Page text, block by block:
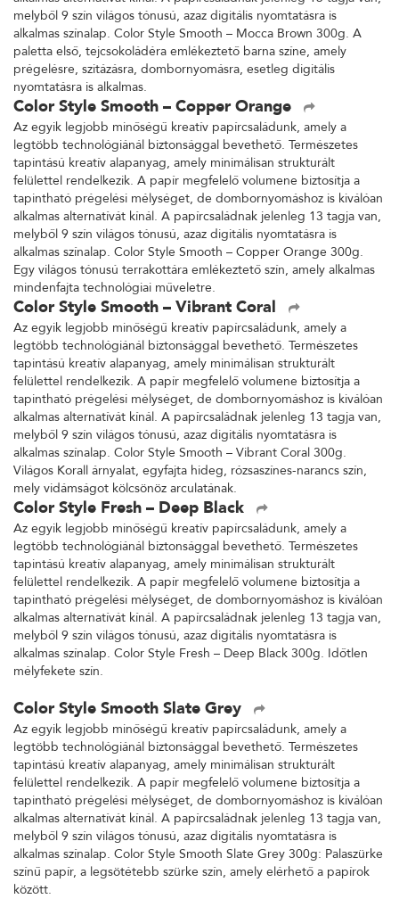
melyből 9 szín világos tónusú, azaz digitális nyomtatásra is
alkalmas színalap. Color Style Smooth – Mocca Brown 300g. A
paletta első, tejcsokoládéra emlékeztető barna színe, amely
prégelésre, szitázásra, dombornyomásra, esetleg digitális
nyomtatásra is alkalmas.
Color Style Smooth – Copper Orange
Az egyik legjobb minőségű kreatív papírcsaládunk, amely a
legtöbb technológiánál biztonsággal bevethető. Természetes
tapintású kreatív alapanyag, amely minimálisan strukturált
felülettel rendelkezik. A papír megfelelő volumene biztosítja a
tapintható prégelési mélységet, de dombornyomáshoz is kiválóan
alkalmas alternatívát kínál. A papírcsaládnak jelenleg 13 tagja van,
melyből 9 szín világos tónusú, azaz digitális nyomtatásra is
alkalmas színalap. Color Style Smooth – Copper Orange 300g.
Egy világos tónusú terrakottára emlékeztető szín, amely alkalmas
mindenfajta technológiai műveletre.
Color Style Smooth – Vibrant Coral
Az egyik legjobb minőségű kreatív papírcsaládunk, amely a
legtöbb technológiánál biztonsággal bevethető. Természetes
tapintású kreatív alapanyag, amely minimálisan strukturált
felülettel rendelkezik. A papír megfelelő volumene biztosítja a
tapintható prégelési mélységet, de dombornyomáshoz is kiválóan
alkalmas alternatívát kínál. A papírcsaládnak jelenleg 13 tagja van,
melyből 9 szín világos tónusú, azaz digitális nyomtatásra is
alkalmas színalap. Color Style Smooth – Vibrant Coral 300g.
Világos Korall árnyalat, egyfajta hideg, rózsaszínes-narancs szín,
mely vidámságot kölcsönöz arculatának.
Color Style Fresh – Deep Black
Az egyik legjobb minőségű kreatív papírcsaládunk, amely a
legtöbb technológiánál biztonsággal bevethető. Természetes
tapintású kreatív alapanyag, amely minimálisan strukturált
felülettel rendelkezik. A papír megfelelő volumene biztosítja a
tapintható prégelési mélységet, de dombornyomáshoz is kiválóan
alkalmas alternatívát kínál. A papírcsaládnak jelenleg 13 tagja van,
melyből 9 szín világos tónusú, azaz digitális nyomtatásra is
alkalmas színalap. Color Style Fresh – Deep Black 300g. Időtlen
mélyfekete szín.
Color Style Smooth Slate Grey
Az egyik legjobb minőségű kreatív papírcsaládunk, amely a
legtöbb technológiánál biztonsággal bevethető. Természetes
tapintású kreatív alapanyag, amely minimálisan strukturált
felülettel rendelkezik. A papír megfelelő volumene biztosítja a
tapintható prégelési mélységet, de dombornyomáshoz is kiválóan
alkalmas alternatívát kínál. A papírcsaládnak jelenleg 13 tagja van,
melyből 9 szín világos tónusú, azaz digitális nyomtatásra is
alkalmas színalap. Color Style Smooth Slate Grey 300g: Palaszürke
színű papír, a legsötétebb szürke szín, amely elérhető a papírok
között.